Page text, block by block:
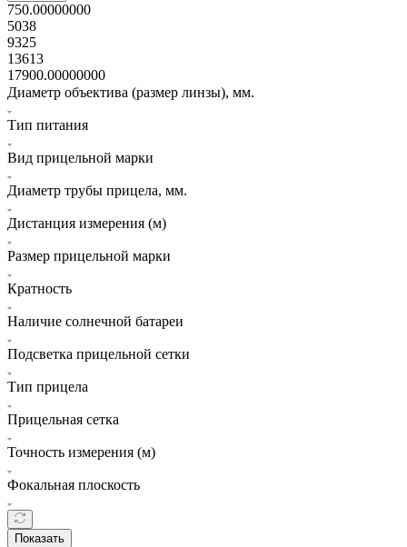
750.00000000
5038
9325
13613
17900.00000000
Диаметр объектива (размер линзы), мм.
Тип питания
Вид прицельной марки
Диаметр трубы прицела, мм.
Дистанция измерения (м)
Размер прицельной марки
Кратность
Наличие солнечной батареи
Подсветка прицельной сетки
Тип прицела
Прицельная сетка
Точность измерения (м)
Фокальная плоскость
Показать